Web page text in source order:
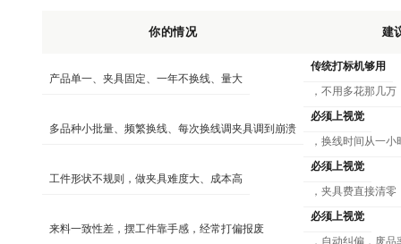
你的情况 建
产品单一、夹具固定、一年不换线、量大
传统打标机够用
，不用多花那几万
多品种小批量、频繁换线、每次换线调夹具调到崩溃
必须上视觉
，换线时间从一
工件形状不规则，做夹具难度大、成本高
必须上视觉
，夹具费直接清零
来料一致性差，摆工件靠手感，经常打偏报废
必须上视觉
，自动纠偏，废